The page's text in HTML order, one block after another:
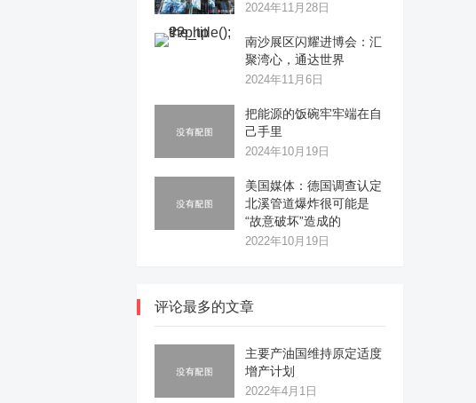
2024年11月28日
南沙展区闪耀进博会：汇
聚湾心，通达世界
2024年11月6日
把能源的饭碗牢牢端在自
己手里
2024年10月19日
美国媒体：德国调查认定
北溪管道爆炸很可能是
“故意破坏”造成的
2022年10月19日
评论最多的文章
主要产油国维持原定适度
增产计划
2022年4月1日